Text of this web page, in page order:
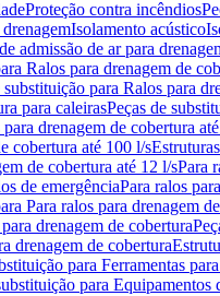
Proteção contra incêndios
Isolamento acústico
admissão de ar para
Ralos para drenagem de
substituição para Ralos para
para caleirasPeças de
drenagem de cobertura
cobertura até 100 l/s
de cobertura até 12 l/sPara
de emergênciaPara ralos
Para ralos para drenagem
drenagem de cobertura
drenagem de cobertura
para Ferramentas
para